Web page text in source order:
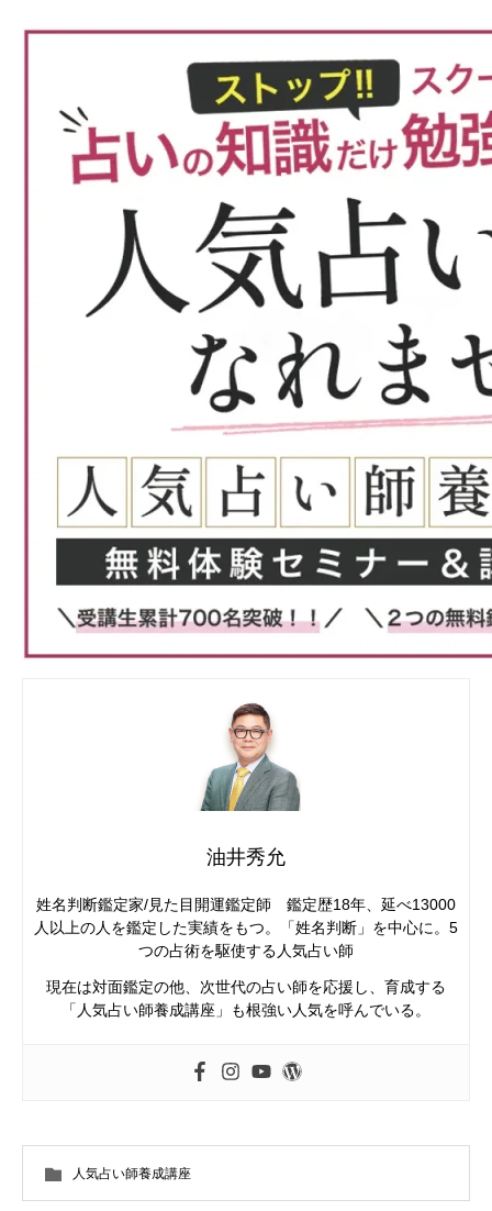
油井秀允
姓名判断鑑定家/見た目開運鑑定師 鑑定歴18年、延べ13000
人以上の人を鑑定した実績をもつ。「姓名判断」を中心に。5
つの占術を駆使する人気占い師
現在は対面鑑定の他、次世代の占い師を応援し、育成する
「人気占い師養成講座」も根強い人気を呼んでいる。
人気占い師養成講座